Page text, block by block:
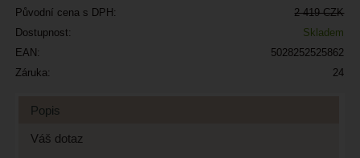
Původní cena s DPH:
2 419 CZK
Dostupnost:
Skladem
EAN:
5028252525862
Záruka:
24
Popis
Váš dotaz